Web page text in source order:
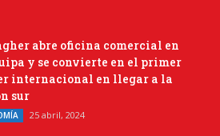
abre oficina comercial en
y se convierte en el primer
internacional en llegar a la
sur
25 abril, 2024